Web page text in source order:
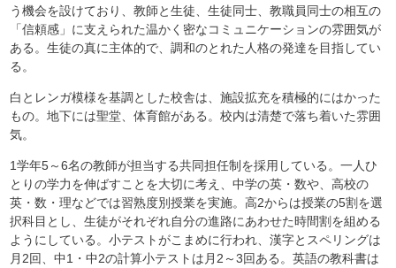
う機会を設けており、教師と生徒、生徒同士、教職員同士の相互の
「信頼感」に支えられた温かく密なコミュニケーションの雰囲気が
ある。生徒の真に主体的で、調和のとれた人格の発達を目指してい
る。
白とレンガ模様を基調とした校舎は、施設拡充を積極的にはかった
もの。地下には聖堂、体育館がある。校内は清楚で落ち着いた雰囲
気。
1学年5～6名の教師が担当する共同担任制を採用している。一人ひ
とりの学力を伸ばすことを大切に考え、中学の英・数や、高校の
英・数・理などでは習熟度別授業を実施。高2からは授業の5割を選
択科目とし、生徒がそれぞれ自分の進路にあわせた時間割を組める
ようにしている。小テストがこまめに行われ、漢字とスペリングは
月2回、中1・中2の計算小テストは月2～3回ある。英語の教科書は